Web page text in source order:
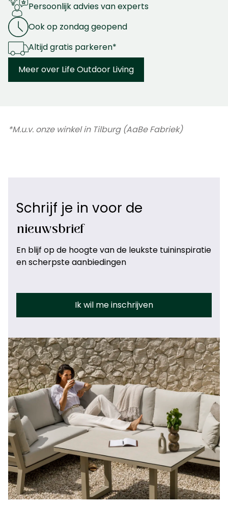
Persoonlijk advies van experts
Ook op zondag geopend
Altijd gratis parkeren*
Meer over Life Outdoor Living
*M.u.v. onze winkel in Tilburg (AaBe Fabriek)
Schrijf je in voor de
nieuwsbrief
En blijf op de hoogte van de leukste tuininspiratie
en scherpste aanbiedingen
Ik wil me inschrijven